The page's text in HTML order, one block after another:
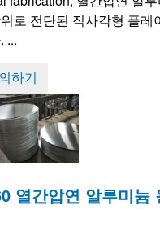
로 전단된 직사각형 플
...
하기
열간압연 알루미늄